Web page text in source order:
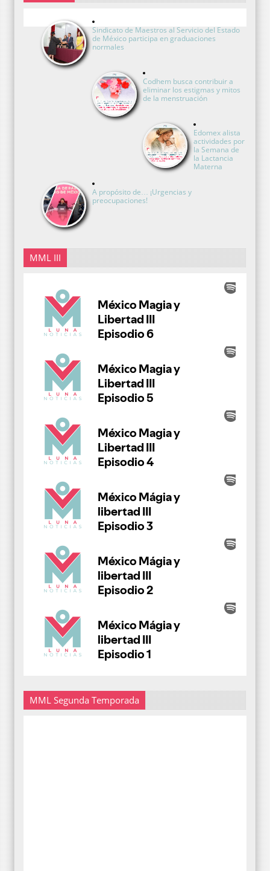
Sindicato de Maestros al Servicio del Estado
de México participa en graduaciones
normales
Codhem busca contribuir a
eliminar los estigmas y mitos
de la menstruación
Edomex alista
actividades por
la Semana de
la Lactancia
Materna
A propósito de… ¡Urgencias y
preocupaciones!
MML III
MML Segunda Temporada